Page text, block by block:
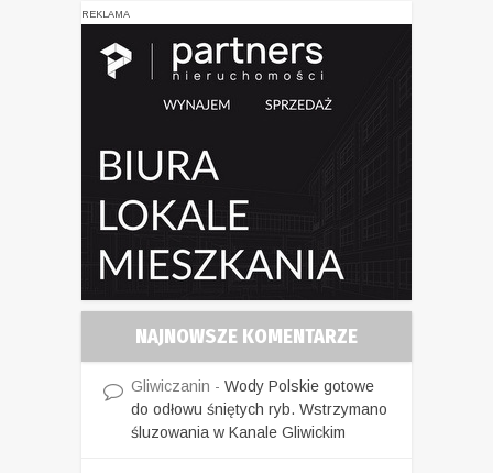
REKLAMA
NAJNOWSZE KOMENTARZE
Gliwiczanin - Wody Polskie gotowe
do odłowu śniętych ryb. Wstrzymano
śluzowania w Kanale Gliwickim